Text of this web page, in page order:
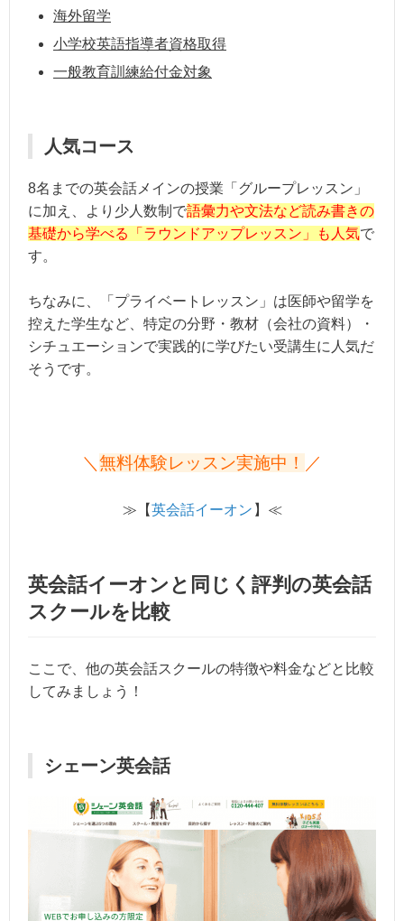
海外留学
小学校英語指導者資格取得
一般教育訓練給付金対象
人気コース
8名までの英会話メインの授業「グループレッスン」
に加え、より少人数制で語彙力や文法など読み書きの
基礎から学べる「ラウンドアップレッスン」も人気で
す。
ちなみに、「プライベートレッスン」は医師や留学を
控えた学生など、特定の分野・教材（会社の資料）・
シチュエーションで実践的に学びたい受講生に人気だ
そうです。
＼ 無料体験レッスン実施中！ ／
≫【英会話イーオン 】≪
英会話イーオンと同じく評判の英会話
スクールを比較
ここで、他の英会話スクールの特徴や料金などと比較
してみましょう！
シェーン英会話